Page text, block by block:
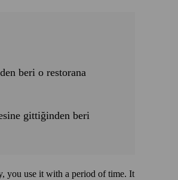
beri o restorana
gittiğinden beri
you use it with a period of time. It